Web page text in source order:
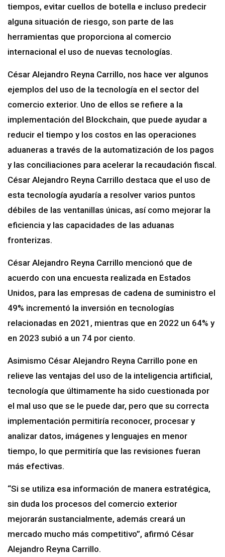
tiempos, evitar cuellos de botella e incluso predecir
alguna situación de riesgo, son parte de las
herramientas que proporciona al comercio
internacional el uso de nuevas tecnologías.
César Alejandro Reyna Carrillo, nos hace ver algunos
ejemplos del uso de la tecnología en el sector del
comercio exterior. Uno de ellos se refiere a la
implementación del Blockchain, que puede ayudar a
reducir el tiempo y los costos en las operaciones
aduaneras a través de la automatización de los pagos
y las conciliaciones para acelerar la recaudación fiscal.
César Alejandro Reyna Carrillo destaca que el uso de
esta tecnología ayudaría a resolver varios puntos
débiles de las ventanillas únicas, así como mejorar la
eficiencia y las capacidades de las aduanas
fronterizas.
César Alejandro Reyna Carrillo mencionó que de
acuerdo con una encuesta realizada en Estados
Unidos, para las empresas de cadena de suministro el
49% incrementó la inversión en tecnologías
relacionadas en 2021, mientras que en 2022 un 64% y
en 2023 subió a un 74 por ciento.
Asimismo César Alejandro Reyna Carrillo pone en
relieve las ventajas del uso de la inteligencia artificial,
tecnología que últimamente ha sido cuestionada por
el mal uso que se le puede dar, pero que su correcta
implementación permitiría reconocer, procesar y
analizar datos, imágenes y lenguajes en menor
tiempo, lo que permitiría que las revisiones fueran
más efectivas.
“Si se utiliza esa información de manera estratégica,
sin duda los procesos del comercio exterior
mejorarán sustancialmente, además creará un
mercado mucho más competitivo”, afirmó César
Alejandro Reyna Carrillo.